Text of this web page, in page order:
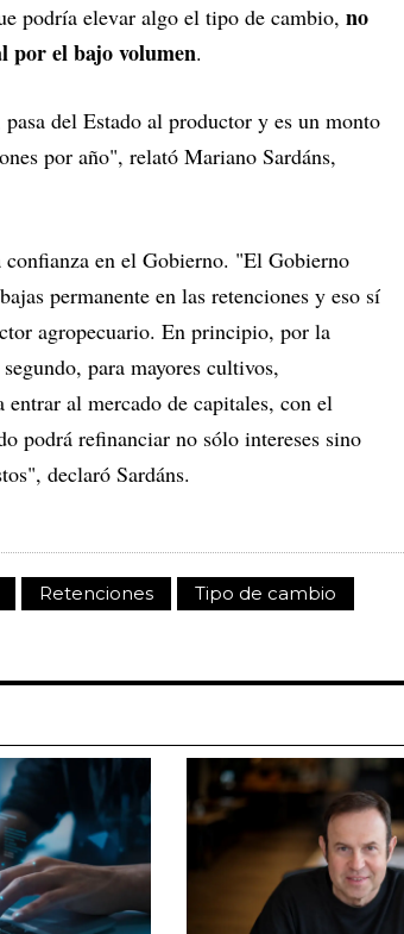
podría elevar algo el tipo de cambio, no
por el bajo volumen.
del Estado al productor y es un monto
por año", relató Mariano Sardáns,
en el Gobierno. "El Gobierno
permanente en las retenciones y eso sí
agropecuario. En principio, por la
para mayores cultivos,
al mercado de capitales, con el
podrá refinanciar no sólo intereses sino
declaró Sardáns.
Retenciones Tipo de cambio